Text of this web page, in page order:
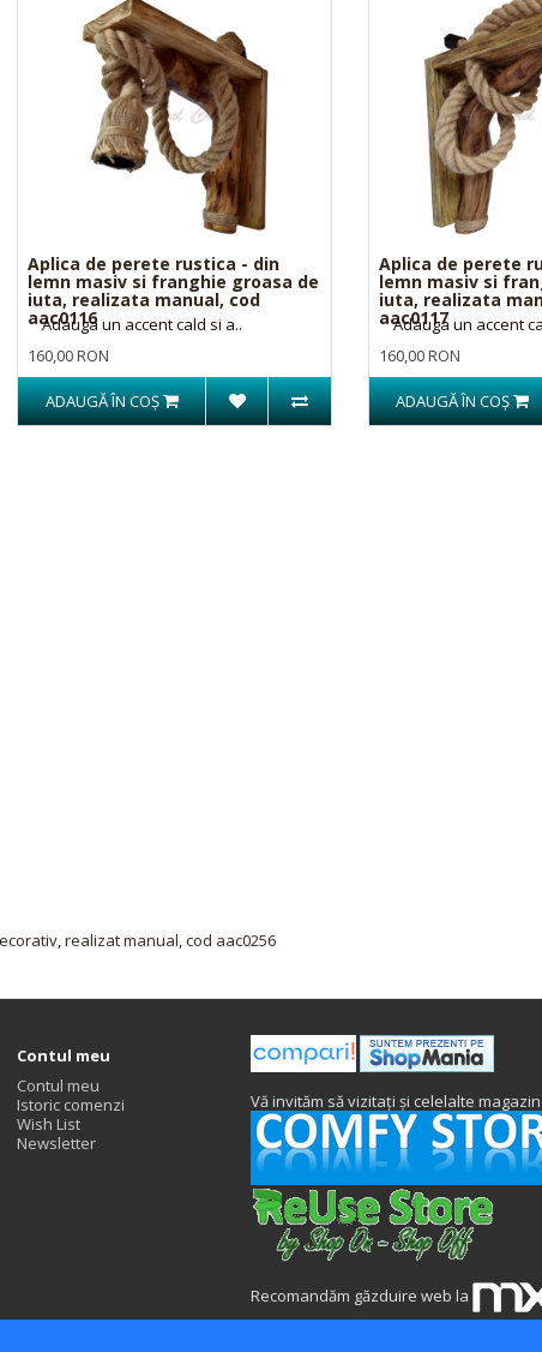
Aplica de perete rustica - din
lemn masiv si franghie groasa de
iuta, realizata manual, cod
aac0116
Adauga un accent cald si a..
160,00 RON
ADAUGĂ ÎN COŞ
Aplica de perete
lemn masiv si
iuta, realizata
aac0117
Adauga un accent
160,00 RON
ADAUGĂ ÎN COŞ
,realizat manual,cod aac0256
Contul meu
Contul meu
Istoric comenzi
Wish List
Newsletter
Vă invităm să vizitați și celelalte
Recomandăm găzduire web la